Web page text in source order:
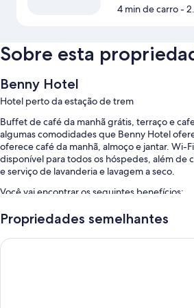
4 min de carro-
Sobre esta
Benny Hotel
Hotel perto da estação de trem
Buffet de café da manhã grátis, terraço e
algumas comodidades que Benny Hotel
oferece café da manhã, almoço e jantar. Wi-
disponível para todos os hóspedes, além de
e serviço de lavanderia e lavagem a seco.
Você vai encontrar os seguintes benefícios:
Estacionamento sem manobrista grátis
Propriedades semelhantes
Grand Hotel Paradiso